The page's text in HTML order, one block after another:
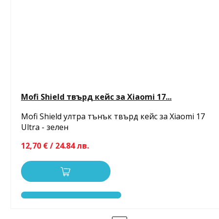
Mofi Shield твърд кейс за Xiaomi 17...
Mofi Shield ултра тънък твърд кейс за Xiaomi 17
Ultra - зелен
12,70 € / 24.84 лв.